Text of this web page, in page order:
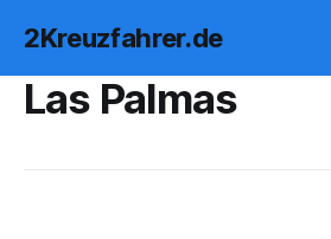
2Kreuzfahrer.de
Las Palmas